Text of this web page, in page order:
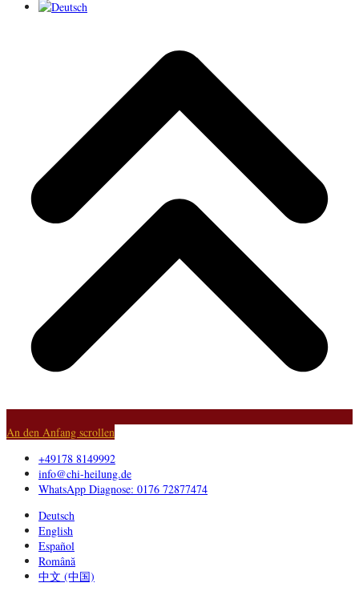
An den Anfang scrollen
+49178 8149992
info@chi-heilung.de
WhatsApp Diagnose: 0176 72877474
Deutsch
English
Español
Română
中文 (中国)